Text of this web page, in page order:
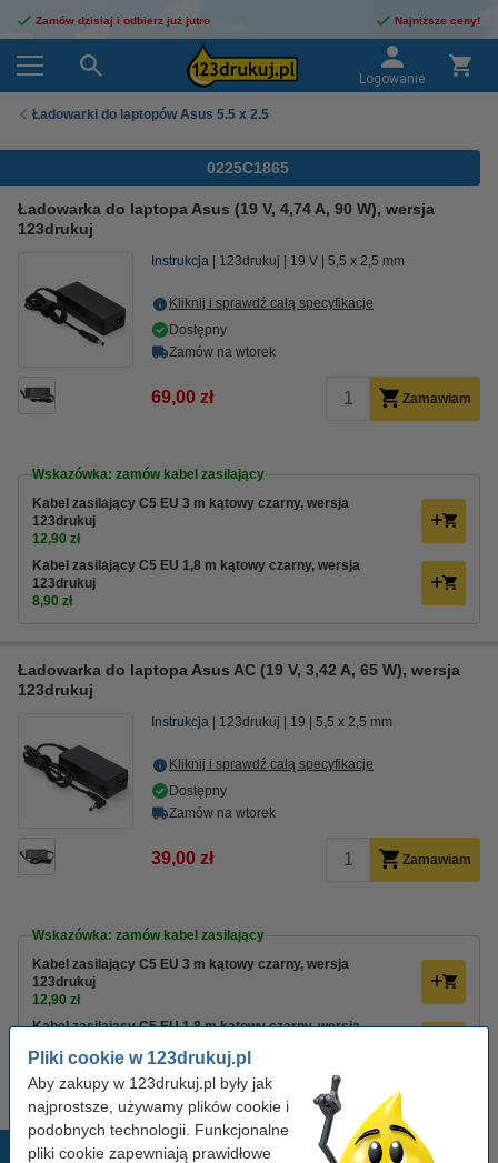
Pliki cookie w 123drukuj.pl
Aby zakupy w 123drukuj.pl były jak
najprostsze, używamy plików cookie i
podobnych technologii. Funkcjonalne
pliki cookie zapewniają prawidłowe
Zamów dzisiaj i odbierz już jutro Najniższe ceny!
Logowanie
Ładowarki do laptopów Asus 5.5 x 2.5
0225C1865
Ładowarka do laptopa Asus (19 V, 4,74 A, 90 W), wersja
123drukuj
Instrukcja 123drukuj 19 V 5,5 x 2,5 mm
Kliknij i sprawdź całą specyfikacje
Dostępny
Zamów na wtorek
69,00 zł Zamawiam
Wskazówka: zamów kabel zasilający
Kabel zasilający C5 EU 3 m kątowy czarny, wersja
123drukuj
12,90 zł
Kabel zasilający C5 EU 1,8 m kątowy czarny, wersja
123drukuj
8,90 zł
Ładowarka do laptopa Asus AC (19 V, 3,42 A, 65 W), wersja
123drukuj
Instrukcja 123drukuj 19 5,5 x 2,5 mm
Kliknij i sprawdź całą specyfikacje
Dostępny
Zamów na wtorek
39,00 zł Zamawiam
Wskazówka: zamów kabel zasilający
Kabel zasilający C5 EU 3 m kątowy czarny, wersja
123drukuj
12,90 zł
Kabel zasilający C5 EU 1,8 m kątowy czarny, wersja
8,90 zł
Popularne produkty